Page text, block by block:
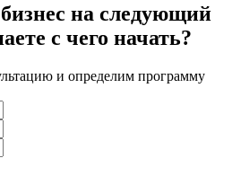
на следующий
с чего начать?
и определим программу